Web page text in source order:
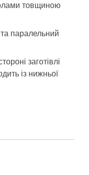
товщиною
та паралельний
заготівлі
із нижньої